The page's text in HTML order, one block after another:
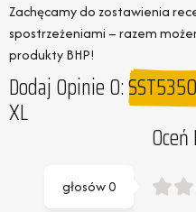
Zachęcamy do zostawienia
spostrzeżeniami – razem
produkty BHP!
Dodaj Opinie O:
XL
głosów0